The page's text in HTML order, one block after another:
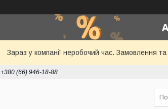
Зараз у компанії неробочий час. Замовлення
+380 (66) 946-18-88